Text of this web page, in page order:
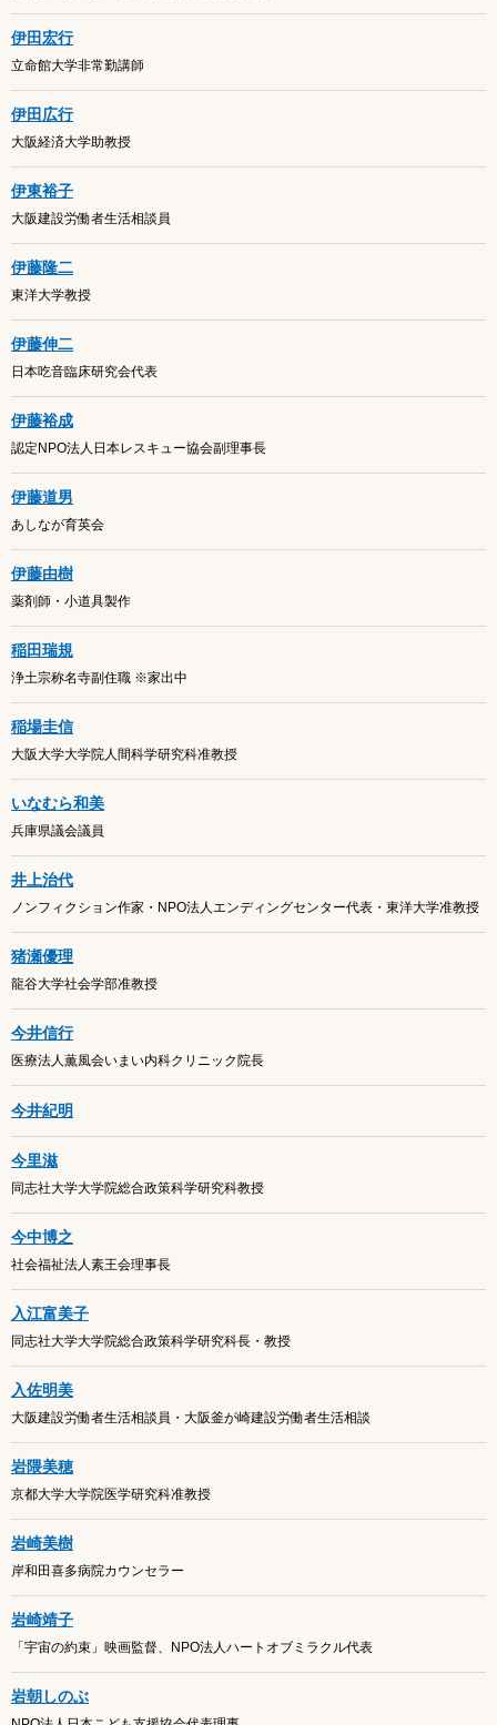
伊田宏行
立命館大学非常勤講師
伊田広行
大阪経済大学助教授
伊東裕子
大阪建設労働者生活相談員
伊藤隆二
東洋大学教授
伊藤伸二
日本吃音臨床研究会代表
伊藤裕成
認定NPO法人日本レスキュー協会副理事長
伊藤道男
あしなが育英会
伊藤由樹
薬剤師・小道具製作
稲田瑞規
浄土宗称名寺副住職 ※家出中
稲場圭信
大阪大学大学院人間科学研究科准教授
いなむら和美
兵庫県議会議員
井上治代
ノンフィクション作家・NPO法人エンディングセンター代表・東洋大学准教授
猪瀬優理
龍谷大学社会学部准教授
今井信行
医療法人薫風会いまい内科クリニック院長
今井紀明
今里滋
同志社大学大学院総合政策科学研究科教授
今中博之
社会福祉法人素王会理事長
入江富美子
同志社大学大学院総合政策科学研究科長・教授
入佐明美
大阪建設労働者生活相談員・大阪釜が崎建設労働者生活相談
岩隈美穂
京都大学大学院医学研究科准教授
岩崎美樹
岸和田喜多病院カウンセラー
岩崎靖子
「宇宙の約束」映画監督、NPO法人ハートオブミラクル代表
岩朝しのぶ